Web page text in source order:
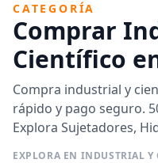
CATEGORÍA
Comprar
Científico
Compra industrial y
rápido y pago seguro.
Explora Sujetadores,
EXPLORA EN INDUSTRIAL